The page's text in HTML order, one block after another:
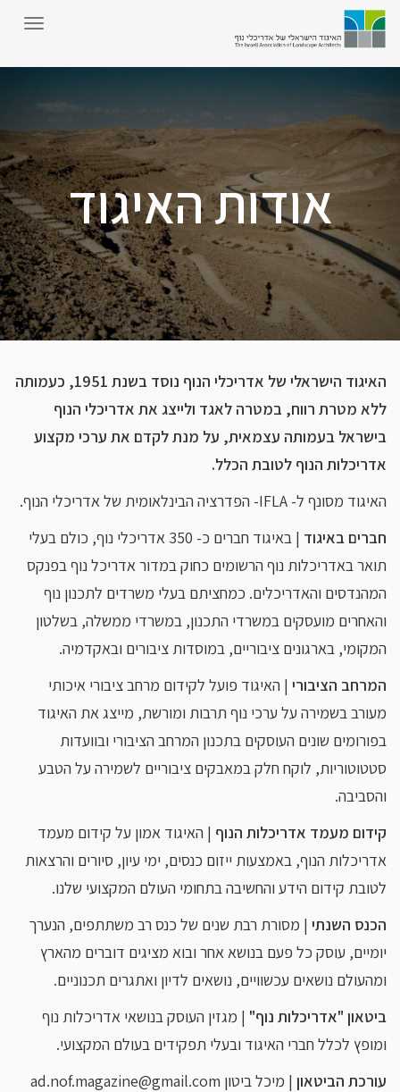
אודות האיגוד
האיגוד הישראלי של אדריכלי הנוף נוסד בשנת 1951, כעמותה
ללא מטרת רווח, במטרה לאגד ולייצג את אדריכלי הנוף
בישראל בעמותה עצמאית, על מנת לקדם את ערכי מקצוע
אדריכלות הנוף לטובת הכלל.
האיגוד מסונף ל- IFLA- הפדרציה הבינלאומית של אדריכלי הנוף.
חברים באיגוד
| באיגוד חברים כ- 350 אדריכלי נוף, כולם בעלי
תואר באדריכלות נוף הרשומים כחוק במדור אדריכל נוף בפנקס
המהנדסים והאדריכלים. כמחציתם בעלי משרדים לתכנון נוף
והאחרים מועסקים במשרדי התכנון, במשרדי ממשלה, בשלטון
המקומי, בארגונים ציבוריים, במוסדות ציבורים ובאקדמיה.
המרחב הציבורי | האיגוד פועל לקידום מרחב ציבורי איכותי
מעורב בשמירה על ערכי נוף תרבות ומורשת, מייצג את האיגוד
בפורומים שונים העוסקים בתכנון המרחב הציבורי ובוועדות
סטטוטוריות, לוקח חלק במאבקים ציבוריים לשמירה על הטבע
והסביבה.
קידום מעמד אדריכלות הנוף | האיגוד אמון על קידום מעמד
אדריכלות הנוף, באמצעות ייזום כנסים, ימי עיון, סיורים והרצאות
לטובת קידום הידע והחשיבה בתחומי העולם המקצועי שלנו.
הכנס השנתי | מסורת רבת שנים של כנס רב משתתפים, הנערך
יומיים, עוסק כל פעם בנושא אחר ובוא מציגים דוברים מהארץ
ומהעולם נושאים עכשוויים, נושאים לדיון ואתגרים תכנוניים.
ביטאון "אדריכלות נוף" | מגזין העוסק בנושאי אדריכלות נוף
ומופץ לכלל חברי האיגוד ובעלי תפקידים בעולם המקצועי.
עורכת הביטאון | מיכל ביטון ad.nof.magazine@gmail.com